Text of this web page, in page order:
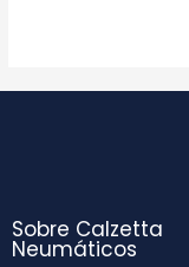
Sobre Calzetta
Neumáticos